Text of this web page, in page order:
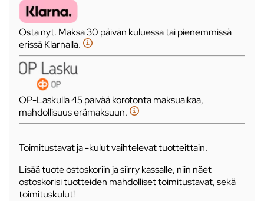
Osta nyt. Maksa 30 päivän kuluessa tai pienemmissä
erissä Klarnalla.
OP-Laskulla 45 päivää korotonta maksuaikaa,
mahdollisuus erämaksuun.
Toimitustavat ja -kulut vaihtelevat tuotteittain.
Lisää tuote ostoskoriin ja siirry kassalle, niin näet
ostoskorisi tuotteiden mahdolliset toimitustavat, sekä
toimituskulut!